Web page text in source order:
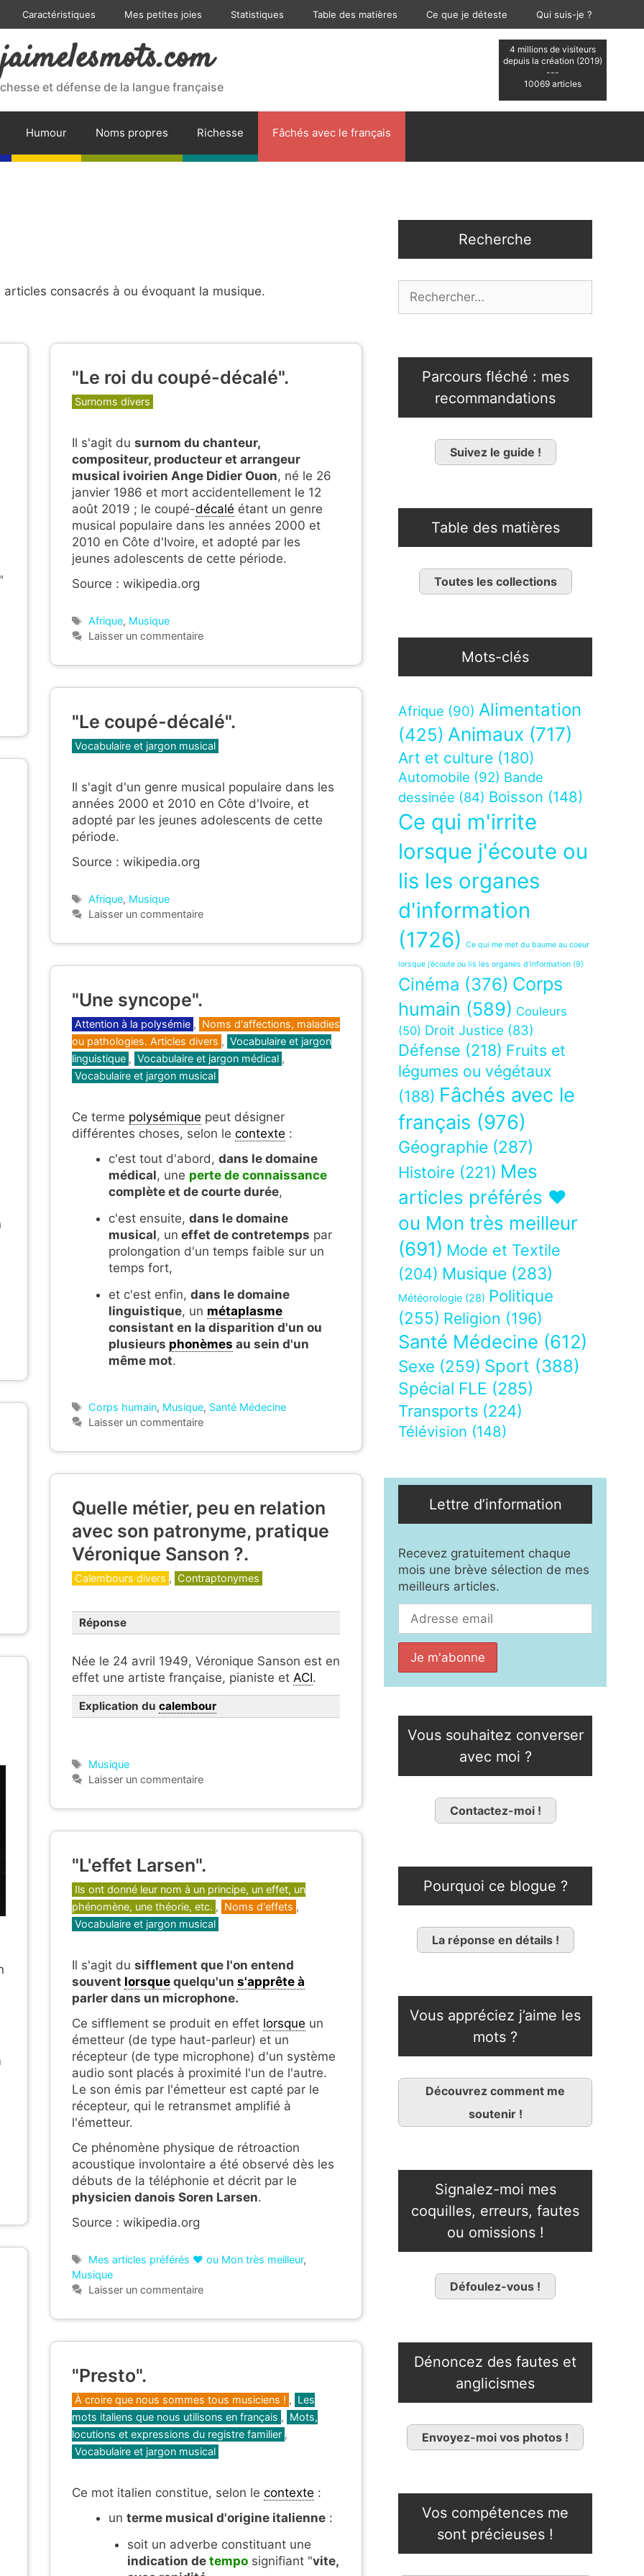
Caractéristiques Mes petites joies Statistiques Table des matières Ce que je déteste Qui suis-je ?
4 millions de visiteurs
depuis la création (2019)
---
10069 articles
jaimelesmots.com
et défense de la langue française
Humour Noms propres Richesse Fâchés avec le français
consacrés à ou évoquant la musique.
"Le roi du coupé-décalé".
Catégories
Surnoms divers
Il s'agit du surnom du chanteur,
compositeur, producteur et arrangeur
musical ivoirien Ange Didier Ouon, né le 26
janvier 1986 et mort accidentellement le 12
août 2019 ; le coupé-décalé étant un genre
musical populaire dans les années 2000 et
2010 en Côte d'Ivoire, et adopté par les
jeunes adolescents de cette période.
Source : wikipedia.org
Étiquettes
Afrique, Musique
Laisser un commentaire
"Le coupé-décalé".
Catégories
Vocabulaire et jargon musical
Il s'agit d'un genre musical populaire dans les
années 2000 et 2010 en Côte d'Ivoire, et
adopté par les jeunes adolescents de cette
période.
Source : wikipedia.org
Étiquettes
Afrique, Musique
Laisser un commentaire
"Une syncope".
Catégories
Attention à la polysémie , Noms d'affections, maladies
ou pathologies. Articles divers , Vocabulaire et jargon
linguistique , Vocabulaire et jargon médical ,
Vocabulaire et jargon musical
Ce terme polysémique peut désigner
différentes choses, selon le contexte :
c'est tout d'abord, dans le domaine
médical, une perte de connaissance
complète et de courte durée,
c'est ensuite, dans le domaine
musical, un effet de contretemps par
prolongation d'un temps faible sur un
temps fort,
et c'est enfin, dans le domaine
linguistique, un métaplasme
consistant en la disparition d'un ou
plusieurs phonèmes au sein d'un
même mot.
Étiquettes
Corps humain, Musique, Santé Médecine
Laisser un commentaire
Quelle métier, peu en relation
avec son patronyme, pratique
Véronique Sanson ?.
Catégories
Calembours divers , Contraptonymes
Réponse
Née le 24 avril 1949, Véronique Sanson est en
effet une artiste française, pianiste et ACI.
Explication du calembour
Étiquettes
Musique
Laisser un commentaire
"L'effet Larsen".
Catégories
Ils ont donné leur nom à un principe, un effet, un
phénomène, une théorie, etc. , Noms d'effets ,
Vocabulaire et jargon musical
Il s'agit du sifflement que l'on entend
souvent lorsque quelqu'un s'apprête à
parler dans un microphone.
Ce sifflement se produit en effet lorsque un
émetteur (de type haut-parleur) et un
récepteur (de type microphone) d'un système
audio sont placés à proximité l'un de l'autre.
Le son émis par l'émetteur est capté par le
récepteur, qui le retransmet amplifié à
l'émetteur.
Ce phénomène physique de rétroaction
acoustique involontaire a été observé dès les
débuts de la téléphonie et décrit par le
physicien danois Soren Larsen.
Source : wikipedia.org
Étiquettes
Mes articles préférés ❤ ou Mon très meilleur,
Musique
Laisser un commentaire
"Presto".
Catégories
À croire que nous sommes tous musiciens ! , Les
mots italiens que nous utilisons en français , Mots,
locutions et expressions du registre familier ,
Vocabulaire et jargon musical
Ce mot italien constitue, selon le contexte :
un terme musical d'origine italienne :
soit un adverbe constituant une
indication de temposignifiant "vite,
Recherche
Parcours fléché : mes
recommandations
Suivez le guide !
Table des matières
Toutes les collections
Mots-clés
Afrique (90) Alimentation
(425) Animaux (717)
Art et culture (180)
Automobile (92) Bande
dessinée (84) Boisson (148)
Ce qui m'irrite
lorsque j'écoute ou
lis les organes
d'information
(1726)
Ce qui me met du baume au coeur
lorsque j’écoute ou lis les organes d’information (9)
Cinéma (376) Corps
humain (589) Couleurs
(50) Droit Justice (83)
Défense (218) Fruits et
légumes ou végétaux
(188) Fâchés avec le
français (976)
Géographie (287)
Histoire (221) Mes
articles préférés ❤
ou Mon très meilleur
(691) Mode et Textile
(204) Musique (283)
Météorologie (28) Politique
(255) Religion (196)
Santé Médecine (612)
Sexe (259) Sport (388)
Spécial FLE (285)
Transports (224)
Télévision (148)
Lettre d’information
Recevez gratuitement chaque
mois une brève sélection de mes
meilleurs articles.
Vous souhaitez converser
avec moi ?
Contactez-moi !
Pourquoi ce blogue ?
La réponse en détails !
Vous appréciez j’aime les
mots ?
Découvrez comment me
soutenir !
Signalez-moi mes
coquilles, erreurs, fautes
ou omissions !
Défoulez-vous !
Dénoncez des fautes et
anglicismes
Envoyez-moi vos photos !
Vos compétences me
sont précieuses !